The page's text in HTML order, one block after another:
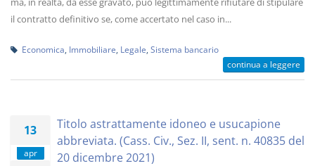
il contratto definitivo se, come accertato nel caso in...
Economica Immobiliare Legale Sistema bancario
continua a leggere
13
apr
Titolo astrattamente idoneo e usucapione
abbreviata. (Cass. Civ., Sez. II, sent. n. 40835 del
20 dicembre 2021)